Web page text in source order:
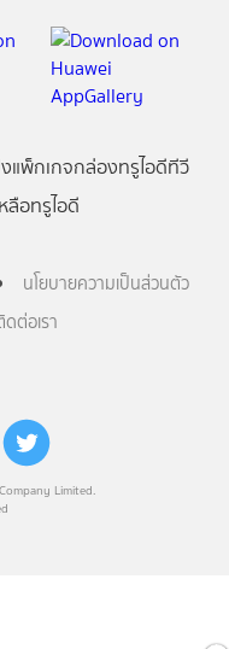
Limited.
แพ็กเกจกล่องทรูไอดีทีวี
ลือทรูไอดี
นโยบายความเป็นส่วนตัว
ต่อเรา